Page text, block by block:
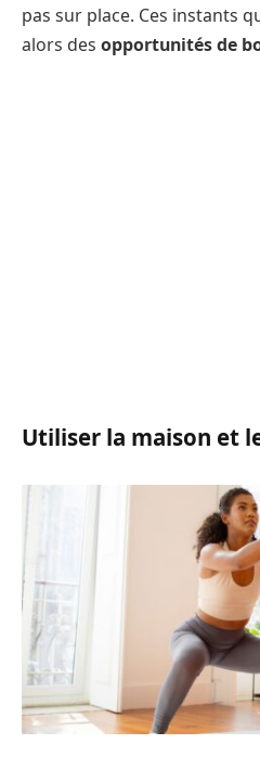
pas sur place. Ces instants
alors des opportunités de
Utiliser la maison et